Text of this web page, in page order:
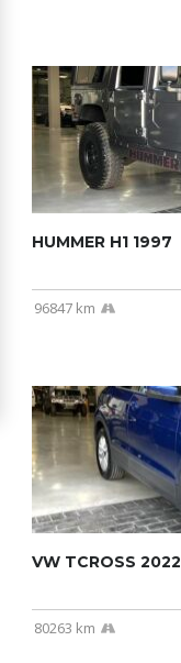
HUMMER H1 1997
96847 km
VW TCROSS 2022
80263 km